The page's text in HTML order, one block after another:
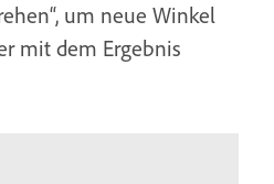
um neue Winkel
mit dem Ergebnis